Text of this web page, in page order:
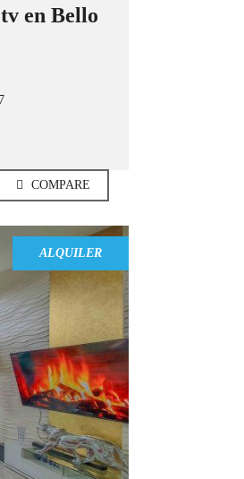
en Bello
ALQUILER
COMPARE